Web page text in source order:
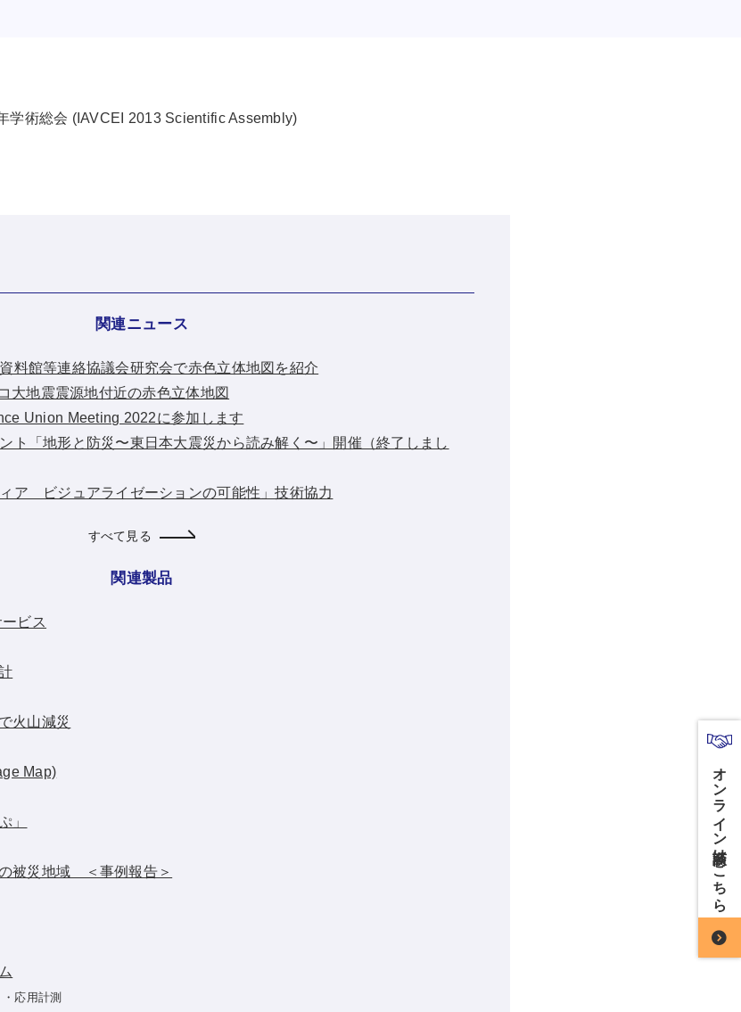
学術総会 (IAVCEI 2013 Scientific Assembly)
関連ニュース
料館等連絡協議会研究会で赤色立体地図を紹介
大地震震源地付近の赤色立体地図
Union Meeting 2022に参加します
ト「地形と防災〜東日本大震災から読み解く〜」開催（終了しまし
ア ビジュアライゼーションの可能性」技術協力
すべて見る
関連製品
ビス
火山減災
Map)
」
被災地域 ＜事例報告＞
応用計測
オンライン商談はこちら